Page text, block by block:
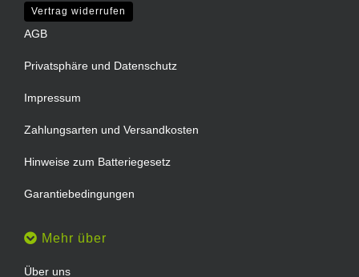
Vertrag widerrufen
AGB
Privatsphäre und Datenschutz
Impressum
Zahlungsarten und Versandkosten
Hinweise zum Batteriegesetz
Garantiebedingungen
Mehr über
Über uns